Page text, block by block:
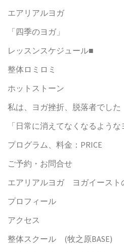
エアリアルヨガ
「四季のヨガ」
レッスンスケジュール■
整体ロミロミ
ホットストーン
私は、ヨガ挫折、脱落者でした
「日常に消えてなくなるような
プログラム、料金：PRICE
ご予約・お問合せ
エアリアルヨガ ヨガイースト
プロフィール
アクセス
整体スクール (牧之原BASE)